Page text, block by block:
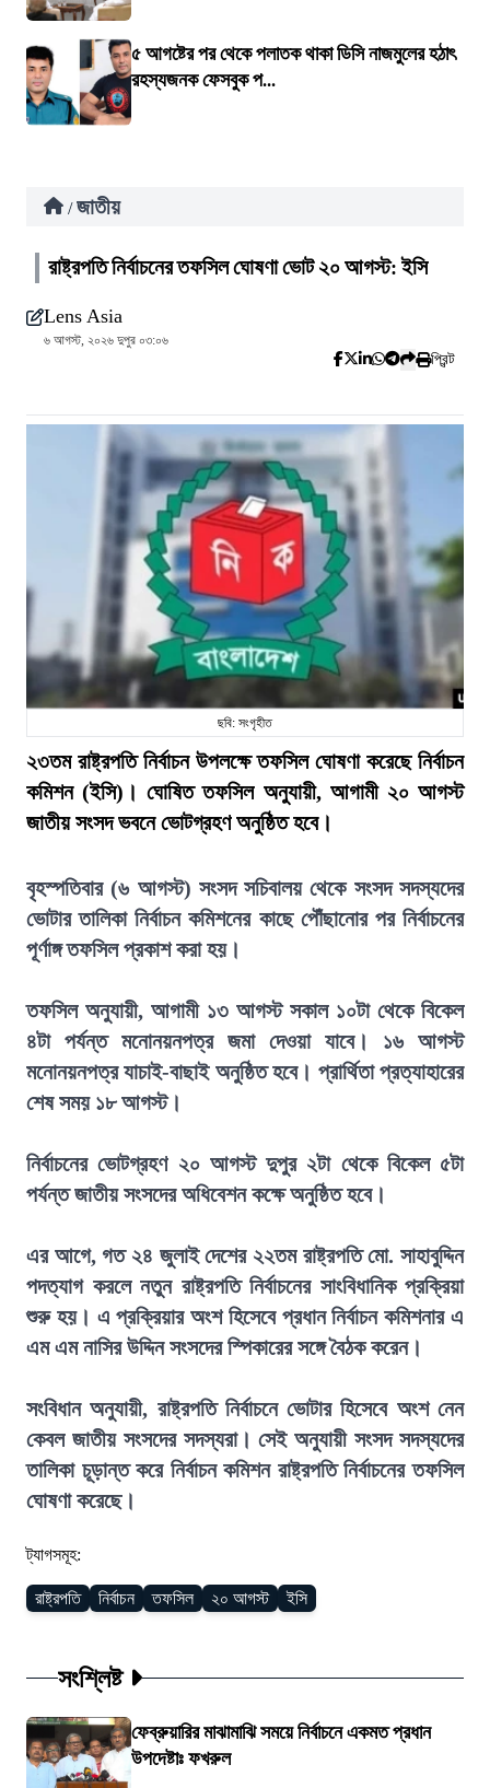
৫ আগষ্টের পর থেকে পলাতক থাকা ডিসি নাজমুলের হঠাৎ
রহস্যজনক ফেসবুক প...
/ জাতীয়
রাষ্ট্রপতি নির্বাচনের তফসিল ঘোষণা ভোট ২০ আগস্ট: ইসি
Lens Asia
৬ আগস্ট, ২০২৬ দুপুর ০৩:০৬
প্রিন্ট
ছবি: সংগৃহীত
২৩তম রাষ্ট্রপতি নির্বাচন উপলক্ষে তফসিল ঘোষণা করেছে নির্বাচন
কমিশন (ইসি)। ঘোষিত তফসিল অনুযায়ী, আগামী ২০ আগস্ট
জাতীয় সংসদ ভবনে ভোটগ্রহণ অনুষ্ঠিত হবে।
বৃহস্পতিবার (৬ আগস্ট) সংসদ সচিবালয় থেকে সংসদ সদস্যদের
ভোটার তালিকা নির্বাচন কমিশনের কাছে পৌঁছানোর পর নির্বাচনের
পূর্ণাঙ্গ তফসিল প্রকাশ করা হয়।
তফসিল অনুযায়ী, আগামী ১৩ আগস্ট সকাল ১০টা থেকে বিকেল
৪টা পর্যন্ত মনোনয়নপত্র জমা দেওয়া যাবে। ১৬ আগস্ট
মনোনয়নপত্র যাচাই-বাছাই অনুষ্ঠিত হবে। প্রার্থিতা প্রত্যাহারের
শেষ সময় ১৮ আগস্ট।
নির্বাচনের ভোটগ্রহণ ২০ আগস্ট দুপুর ২টা থেকে বিকেল ৫টা
পর্যন্ত জাতীয় সংসদের অধিবেশন কক্ষে অনুষ্ঠিত হবে।
এর আগে, গত ২৪ জুলাই দেশের ২২তম রাষ্ট্রপতি মো. সাহাবুদ্দিন
পদত্যাগ করলে নতুন রাষ্ট্রপতি নির্বাচনের সাংবিধানিক প্রক্রিয়া
শুরু হয়। এ প্রক্রিয়ার অংশ হিসেবে প্রধান নির্বাচন কমিশনার এ
এম এম নাসির উদ্দিন সংসদের স্পিকারের সঙ্গে বৈঠক করেন।
সংবিধান অনুযায়ী, রাষ্ট্রপতি নির্বাচনে ভোটার হিসেবে অংশ নেন
কেবল জাতীয় সংসদের সদস্যরা। সেই অনুযায়ী সংসদ সদস্যদের
তালিকা চূড়ান্ত করে নির্বাচন কমিশন রাষ্ট্রপতি নির্বাচনের তফসিল
ঘোষণা করেছে।
ট্যাগসমূহ:
রাষ্ট্রপতি নির্বাচন তফসিল ২০ আগস্ট ইসি
সংশ্লিষ্ট
ফেব্রুয়ারির মাঝামাঝি সময়ে নির্বাচনে একমত প্রধান
উপদেষ্টাঃ ফখরুল